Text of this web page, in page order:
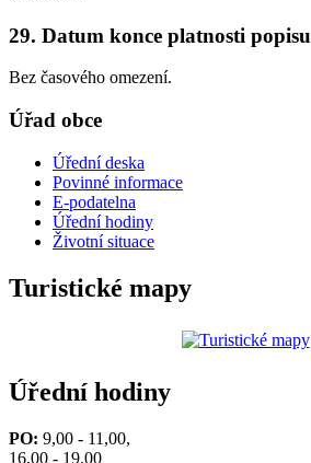
29. Datum konce platnosti popisu
Bez časového omezení.
Úřad obce
Úřední deska
Povinné informace
E-podatelna
Úřední hodiny
Životní situace
Turistické mapy
Úřední hodiny
PO: 9,00 - 11,00,
16,00 - 19,00